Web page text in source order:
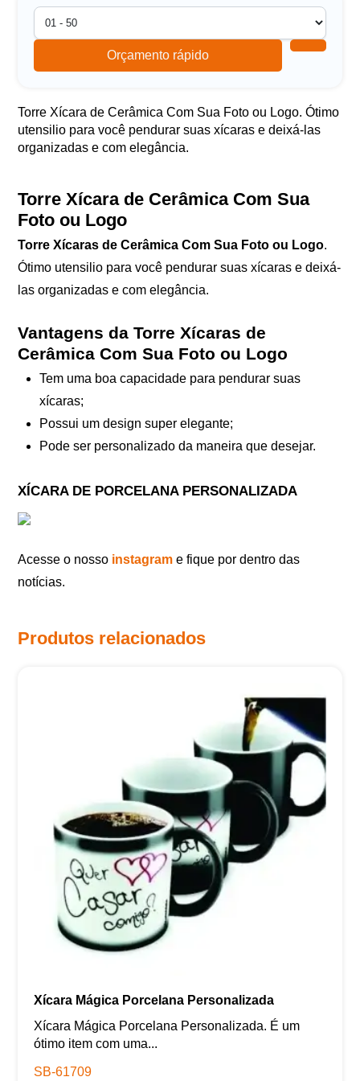
Orçamento rápido
Torre Xícara de Cerâmica Com Sua Foto ou Logo. Ótimo
utensilio para você pendurar suas xícaras e deixá-las
organizadas e com elegância.
Torre Xícara de Cerâmica Com Sua
Foto ou Logo
Torre Xícaras de Cerâmica Com Sua Foto ou Logo.
Ótimo utensilio para você pendurar suas xícaras e deixá-
las organizadas e com elegância.
Vantagens da Torre Xícaras de
Cerâmica Com Sua Foto ou Logo
Tem uma boa capacidade para pendurar suas
xícaras;
Possui um design super elegante;
Pode ser personalizado da maneira que desejar.
XÍCARA DE PORCELANA PERSONALIZADA
Acesse o nosso instagram e fique por dentro das
notícias.
Produtos relacionados
Xícara Mágica Porcelana Personalizada
Xícara Mágica Porcelana Personalizada. É um
ótimo item com uma...
SB-61709